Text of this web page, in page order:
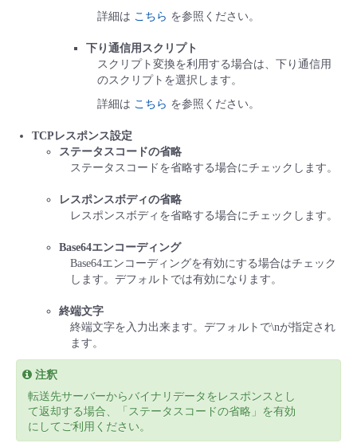
詳細は こちら を参照ください。
下り通信用スクリプト
スクリプト変換を利用する場合は、下り通信用
のスクリプトを選択します。
詳細は こちら を参照ください。
TCPレスポンス設定
ステータスコードの省略
ステータスコードを省略する場合にチェックします。
レスポンスボディの省略
レスポンスボディを省略する場合にチェックします。
Base64エンコーディング
Base64エンコーディングを有効にする場合はチェック
します。デフォルトでは有効になります。
終端文字
終端文字を入力出来ます。デフォルトで\nが指定され
ます。
注釈
転送先サーバーからバイナリデータをレスポンスとし
て返却する場合、「ステータスコードの省略」を有効
にしてご利用ください。